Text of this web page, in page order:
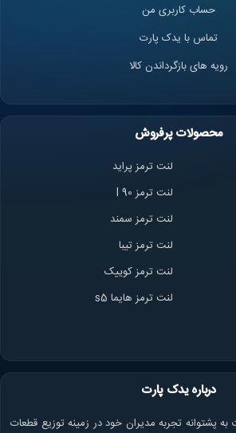
حساب کاربری من
تماس با یدک پارت
رویه های بازگرداندن کالا
محصولات پرفروش
لنت ترمز پراید
لنت ترمز l 90
لنت ترمز سمند
لنت ترمز تیبا
لنت ترمز کوییک
لنت ترمز هایما s5
درباره یدک پارت
به پشتوانه تجربه مدیران خود در زمینه توزیع قطعات